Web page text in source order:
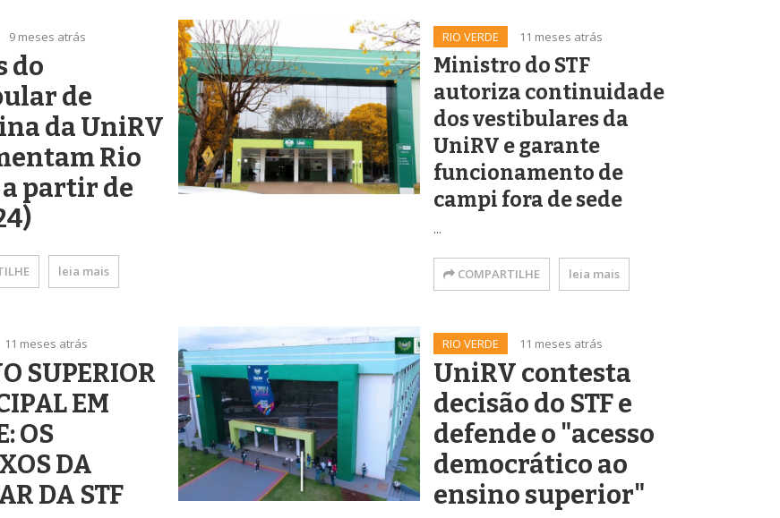
9 meses atrás
do
de
da UniRV
Rio
partir de
leia mais
RIO VERDE 11 meses atrás
Ministro do STF
autoriza continuidade
dos vestibulares da
UniRV e garante
funcionamento de
campi fora de sede
...
COMPARTILHE leia mais
11 meses atrás
SUPERIOR
EM
OS
DA
DA STF
RIO VERDE 11 meses atrás
UniRV contesta
decisão do STF e
defende o "acesso
democrático ao
ensino superior"